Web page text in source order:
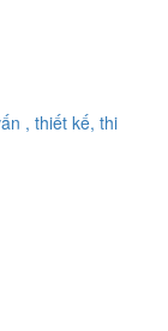
, thiết kế, thi